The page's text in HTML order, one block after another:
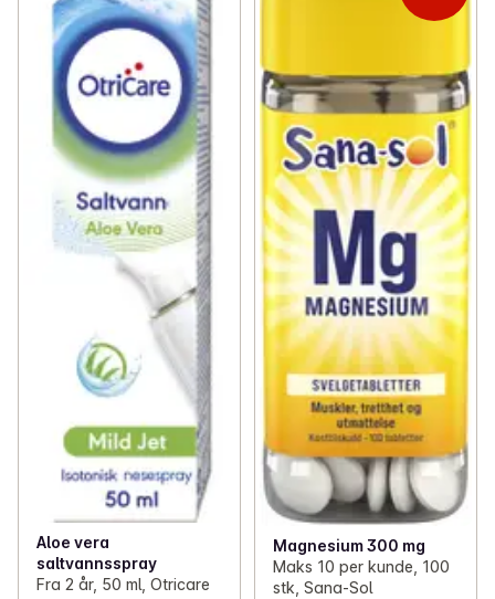
Aloe vera
saltvannsspray
Fra 2 år, 50 ml, Otricare
Magnesium 300 mg
Maks 10 per kunde, 100
stk, Sana-Sol